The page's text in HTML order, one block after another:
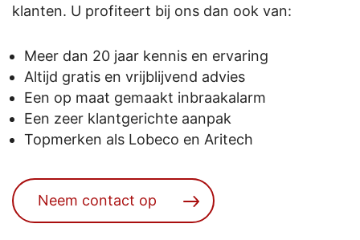
klanten. U profiteert bij ons dan ook van:
Meer dan 20 jaar kennis en ervaring
Altijd gratis en vrijblijvend advies
Een op maat gemaakt inbraakalarm
Een zeer klantgerichte aanpak
Topmerken als Lobeco en Aritech
Neem contact op